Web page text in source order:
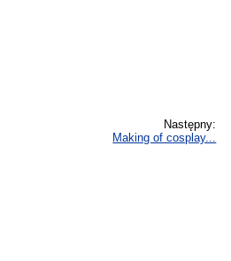
Następny:
Making of cosplay...